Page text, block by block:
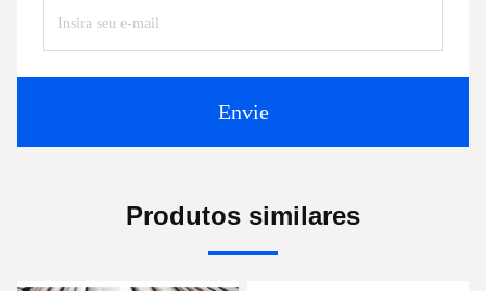
Envie
Produtos similares